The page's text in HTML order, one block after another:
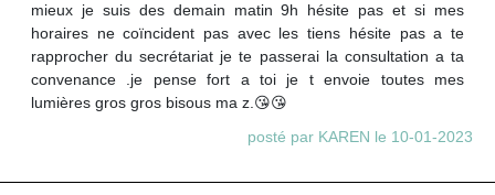
mieux je suis des demain matin 9h hésite pas et si mes
horaires ne coïncident pas avec les tiens hésite pas a te
rapprocher du secrétariat je te passerai la consultation a ta
convenance .je pense fort a toi je t envoie toutes mes
lumières gros gros bisous ma z.😘😘
posté par KAREN le 10-01-2023